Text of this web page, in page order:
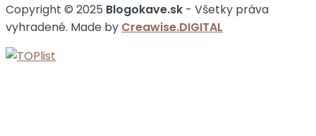
Copyright © 2025 Blogokave.sk - Všetky práva
vyhradené. Made by Creawise.DIGITAL